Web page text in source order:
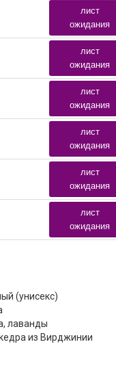
лист
ожидания
лист
ожидания
лист
ожидания
лист
ожидания
лист
ожидания
лист
ожидания
(унисекс)
лаванды
из Вирджинии